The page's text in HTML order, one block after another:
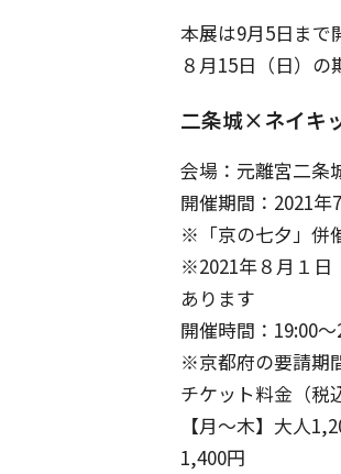
本展は9月5日まで
８月15日（日）の
二条城×ネイキ
会場：元離宮二条
開催期間：2021年
※「京の七夕」併
※2021年８月１日
あります
開催時間：19:00
※京都府の要請期
チケット料金（税
【月～木】大人
1,400円